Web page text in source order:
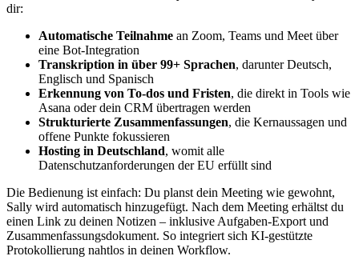
dir:
Automatische Teilnahme an Zoom, Teams und Meet über
eine Bot-Integration
Transkription in über 99+ Sprachen, darunter Deutsch,
Englisch und Spanisch
Erkennung von To‑dos und Fristen, die direkt in Tools wie
Asana oder dein CRM übertragen werden
Strukturierte Zusammenfassungen, die Kernaussagen und
offene Punkte fokussieren
Hosting in Deutschland, womit alle
Datenschutzanforderungen der EU erfüllt sind
Die Bedienung ist einfach: Du planst dein Meeting wie gewohnt,
Sally wird automatisch hinzugefügt. Nach dem Meeting erhältst du
einen Link zu deinen Notizen – inklusive Aufgaben-Export und
Zusammenfassungsdokument. So integriert sich KI-gestützte
Protokollierung nahtlos in deinen Workflow.